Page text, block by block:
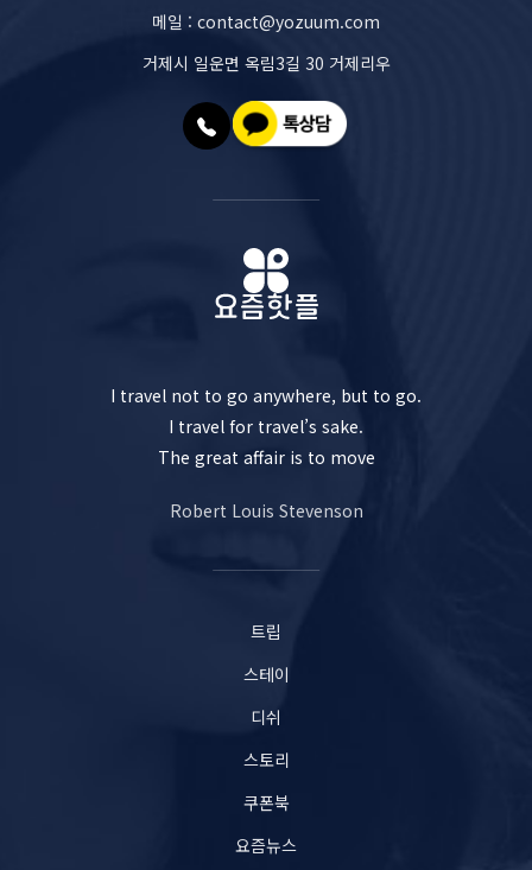
메일 : contact@yozuum.com
거제시 일운면 옥림3길 30 거제리우
I travel not to go anywhere, but to go.
I travel for travel’s sake.
The great affair is to move
Robert Louis Stevenson
트립
스테이
디쉬
스토리
쿠폰북
요즘뉴스